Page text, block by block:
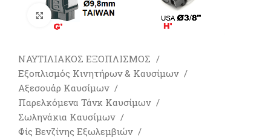
Πατήστε για μεγέθυνση
ΝΑΥΤΙΛΙΑΚΟΣ ΕΞΟΠΛΙΣΜΟΣ
Εξοπλισμός Κινητήρων & Καυσίμων
Αξεσουάρ Καυσίμων
Παρελκόμενα Τάνκ Καυσίμων
Σωληνάκια Καυσίμων
Φίς Βενζίνης Εξωλεμβιών